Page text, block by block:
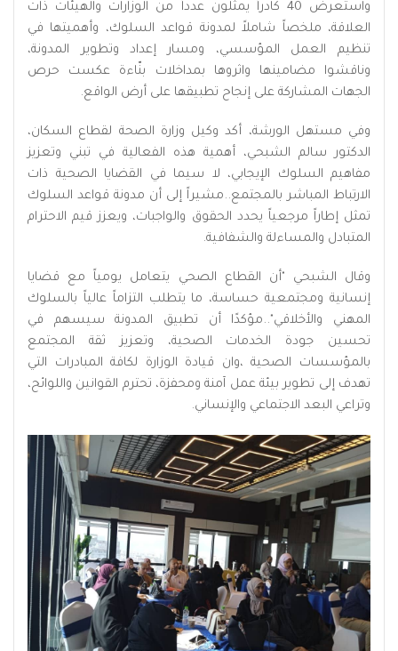
واستعرض 40 كادراً يمثلون عدداً من الوزارات والهيئات ذات
العلاقة، ملخصاً شاملاً لمدونة قواعد السلوك، وأهميتها في
تنظيم العمل المؤسسي، ومسار إعداد وتطوير المدونة،
وناقشوا مضامينها واثروها بمداخلات بنّاءة عكست حرص
الجهات المشاركة على إنجاح تطبيقها على أرض الواقع.
وفي مستهل الورشة، أكد وكيل وزارة الصحة لقطاع السكان،
الدكتور سالم الشبحي، أهمية هذه الفعالية في تبني وتعزيز
مفاهيم السلوك الإيجابي، لا سيما في القضايا الصحية ذات
الارتباط المباشر بالمجتمع..مشيراً إلى أن مدونة قواعد السلوك
تمثل إطاراً مرجعياً يحدد الحقوق والواجبات، ويعزز قيم الاحترام
المتبادل والمساءلة والشفافية.
وقال الشبحي "أن القطاع الصحي يتعامل يومياً مع قضايا
إنسانية ومجتمعية حساسة، ما يتطلب التزاماً عالياً بالسلوك
المهني والأخلاقي"..مؤكدًا أن تطبيق المدونة سيسهم في
تحسين جودة الخدمات الصحية، وتعزيز ثقة المجتمع
بالمؤسسات الصحية ،وان قيادة الوزارة لكافة المبادرات التي
تهدف إلى تطوير بيئة عمل آمنة ومحفزة، تحترم القوانين واللوائح،
وتراعي البعد الاجتماعي والإنساني.